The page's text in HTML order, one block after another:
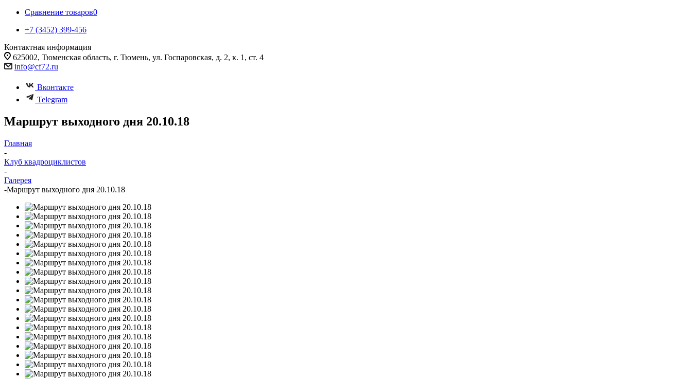
Сравнение товаров0
+7 (3452) 399-456
Контактная информация
625002, Тюменская область, г. Тюмень, ул. Госпаровская, д. 2, к. 1, ст. 4
info@cf72.ru
Вконтакте
Telegram
Маршрут выходного дня 20.10.18
Главная
-
Клуб квадроциклистов
-
Галерея
-Маршрут выходного дня 20.10.18